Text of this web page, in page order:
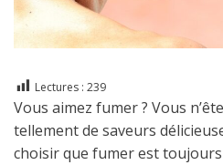
Lectures : 239
Vous aimez fumer ? Vous
tellement de saveurs
choisir que fumer est